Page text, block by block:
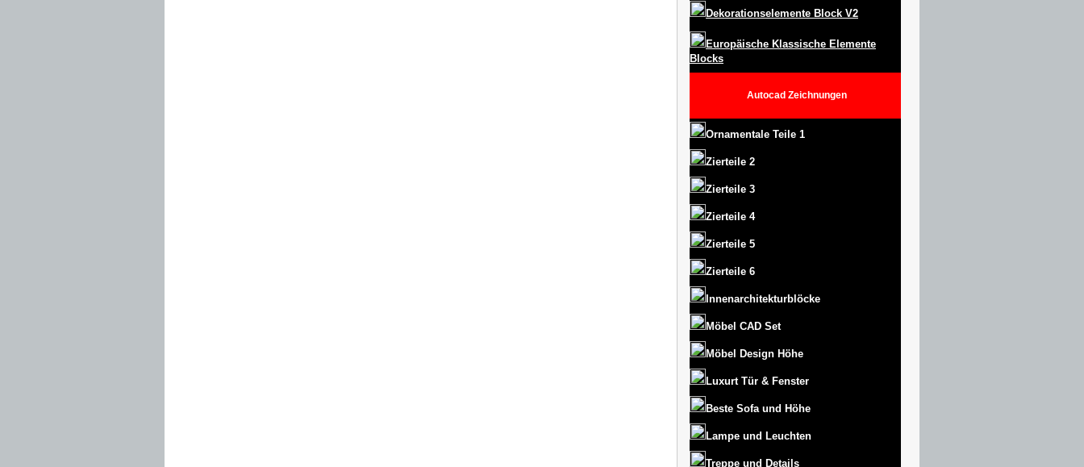
Dekorationselemente Block V2
Europäische Klassische Elemente
Blocks
Autocad Zeichnungen
Ornamentale Teile 1
Zierteile 2
Zierteile 3
Zierteile 4
Zierteile 5
Zierteile 6
Innenarchitekturblöcke
Möbel CAD Set
Möbel Design Höhe
Luxurt Tür & Fenster
Beste Sofa und Höhe
Lampe und Leuchten
Treppe und Details